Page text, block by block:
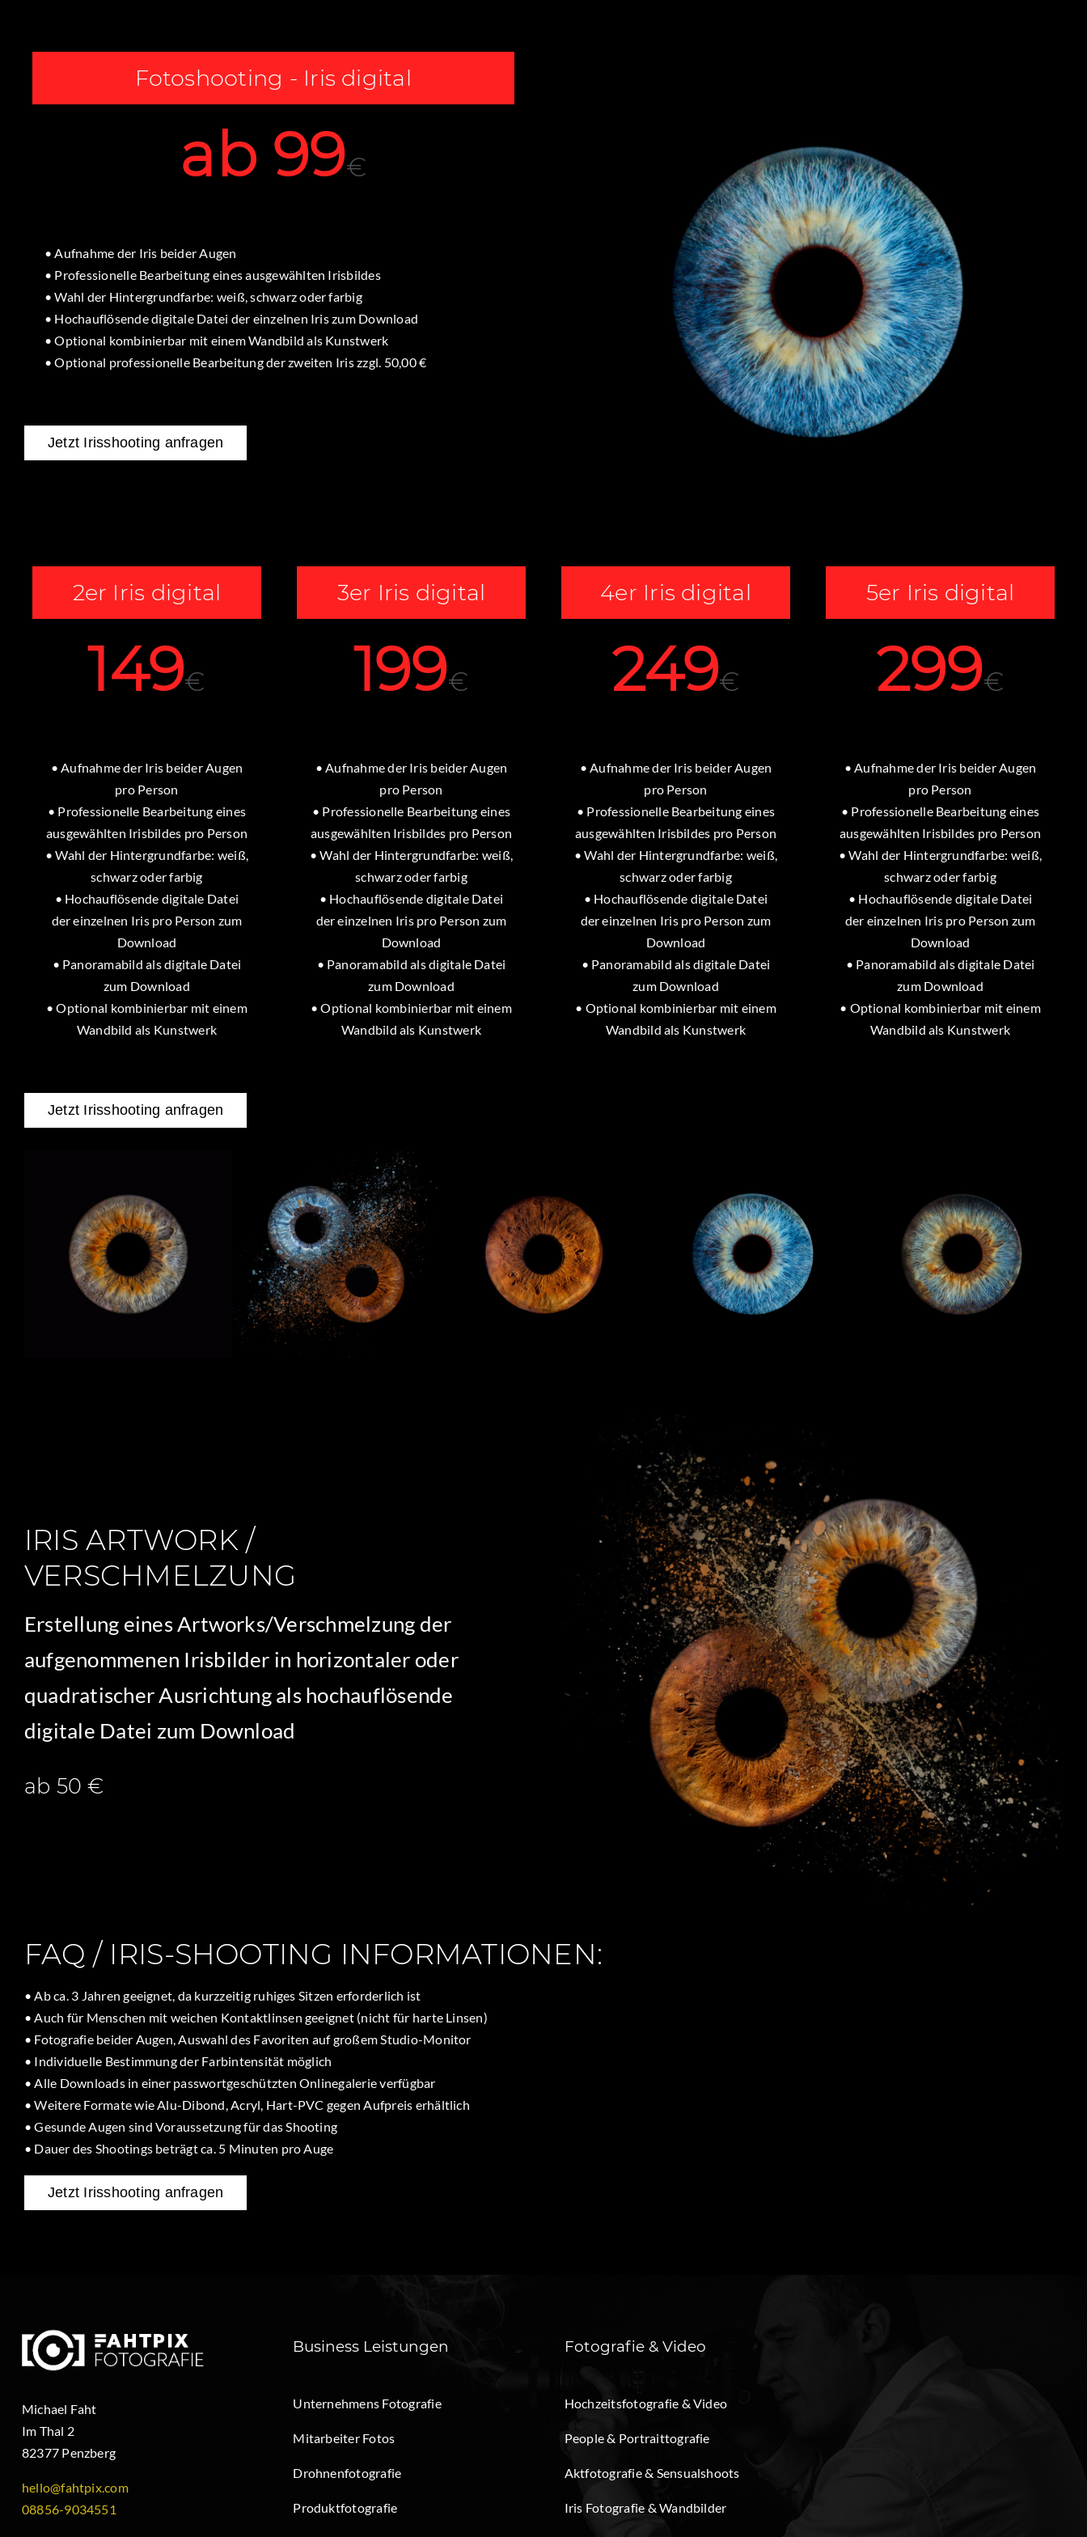
Fotoshooting - Iris digital
ab 99€
• Aufnahme der Iris beider Augen
• Professionelle Bearbeitung eines ausgewählten Irisbildes
• Wahl der Hintergrundfarbe: weiß, schwarz oder farbig
• Hochauflösende digitale Datei der einzelnen Iris zum Download
• Optional kombinierbar mit einem Wandbild als Kunstwerk
• Optional professionelle Bearbeitung der zweiten Iris zzgl. 50,00 €
Jetzt Irisshooting anfragen
2er Iris digital
149€
• Aufnahme der Iris beider Augen
pro Person
• Professionelle Bearbeitung eines
ausgewählten Irisbildes pro Person
• Wahl der Hintergrundfarbe: weiß,
schwarz oder farbig
• Hochauflösende digitale Datei
der einzelnen Iris pro Person zum
Download
• Panoramabild als digitale Datei
zum Download
• Optional kombinierbar mit einem
Wandbild als Kunstwerk
3er Iris digital
199€
• Aufnahme der Iris beider Augen
pro Person
• Professionelle Bearbeitung eines
ausgewählten Irisbildes pro Person
• Wahl der Hintergrundfarbe: weiß,
schwarz oder farbig
• Hochauflösende digitale Datei
der einzelnen Iris pro Person zum
Download
• Panoramabild als digitale Datei
zum Download
• Optional kombinierbar mit einem
Wandbild als Kunstwerk
4er Iris digital
249€
• Aufnahme der Iris beider Augen
pro Person
• Professionelle Bearbeitung eines
ausgewählten Irisbildes pro Person
• Wahl der Hintergrundfarbe: weiß,
schwarz oder farbig
• Hochauflösende digitale Datei
der einzelnen Iris pro Person zum
Download
• Panoramabild als digitale Datei
zum Download
• Optional kombinierbar mit einem
Wandbild als Kunstwerk
5er Iris digital
299€
• Aufnahme der Iris beider Augen
pro Person
• Professionelle Bearbeitung eines
ausgewählten Irisbildes pro Person
• Wahl der Hintergrundfarbe: weiß,
schwarz oder farbig
• Hochauflösende digitale Datei
der einzelnen Iris pro Person zum
Download
• Panoramabild als digitale Datei
zum Download
• Optional kombinierbar mit einem
Wandbild als Kunstwerk
Jetzt Irisshooting anfragen
IRIS ARTWORK /
VERSCHMELZUNG
Erstellung eines Artworks/Verschmelzung der
aufgenommenen Irisbilder in horizontaler oder
quadratischer Ausrichtung als hochauflösende
digitale Datei zum Download
ab 50 €
FAQ / IRIS-SHOOTING INFORMATIONEN:
• Ab ca. 3 Jahren geeignet, da kurzzeitig ruhiges Sitzen erforderlich ist
• Auch für Menschen mit weichen Kontaktlinsen geeignet (nicht für harte Linsen)
• Fotografie beider Augen, Auswahl des Favoriten auf großem Studio-Monitor
• Individuelle Bestimmung der Farbintensität möglich
• Alle Downloads in einer passwortgeschützten Onlinegalerie verfügbar
• Weitere Formate wie Alu-Dibond, Acryl, Hart-PVC gegen Aufpreis erhältlich
• Gesunde Augen sind Voraussetzung für das Shooting
• Dauer des Shootings beträgt ca. 5 Minuten pro Auge
Jetzt Irisshooting anfragen
Michael Faht
Im Thal 2
82377 Penzberg
hello@fahtpix.com
08856-9034551
Business Leistungen
Unternehmens Fotografie
Mitarbeiter Fotos
Drohnenfotografie
Produktfotografie
Fotografie & Video
Hochzeitsfotografie & Video
People & Portraittografie
Aktfotografie & Sensualshoots
Iris Fotografie & Wandbilder